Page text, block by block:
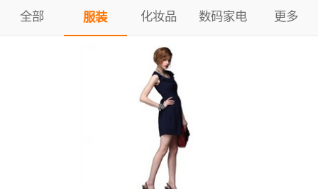
全部 服装 化妆品 数码家电 更多